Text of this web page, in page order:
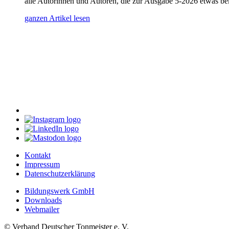
ganzen Artikel lesen
Kontakt
Impressum
Datenschutzerklärung
Bildungswerk GmbH
Downloads
Webmailer
© Verband Deutscher Tonmeister e. V.